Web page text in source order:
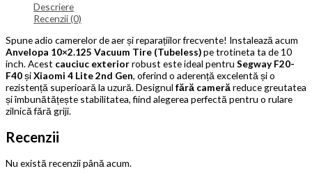
Descriere
Recenzii (0)
Spune adio camerelor de aer și reparațiilor frecvente! Instalează acum
Anvelopa 10×2.125 Vacuum Tire (Tubeless)pe trotineta ta de 10
inch. Acest cauciuc exteriorrobust este ideal pentru Segway F20-
F40șiXiaomi 4 Lite 2nd Gen, oferind o aderență excelentă și o
rezistență superioară la uzură. Designul fără camerăreduce greutatea
și îmbunătățește stabilitatea, fiind alegerea perfectă pentru o rulare
zilnică fără griji.
Recenzii
Nu există recenzii până acum.